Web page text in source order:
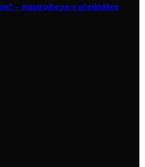
– inspirujte se v přednášce